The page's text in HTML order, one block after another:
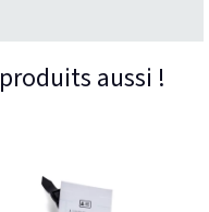
aussi !